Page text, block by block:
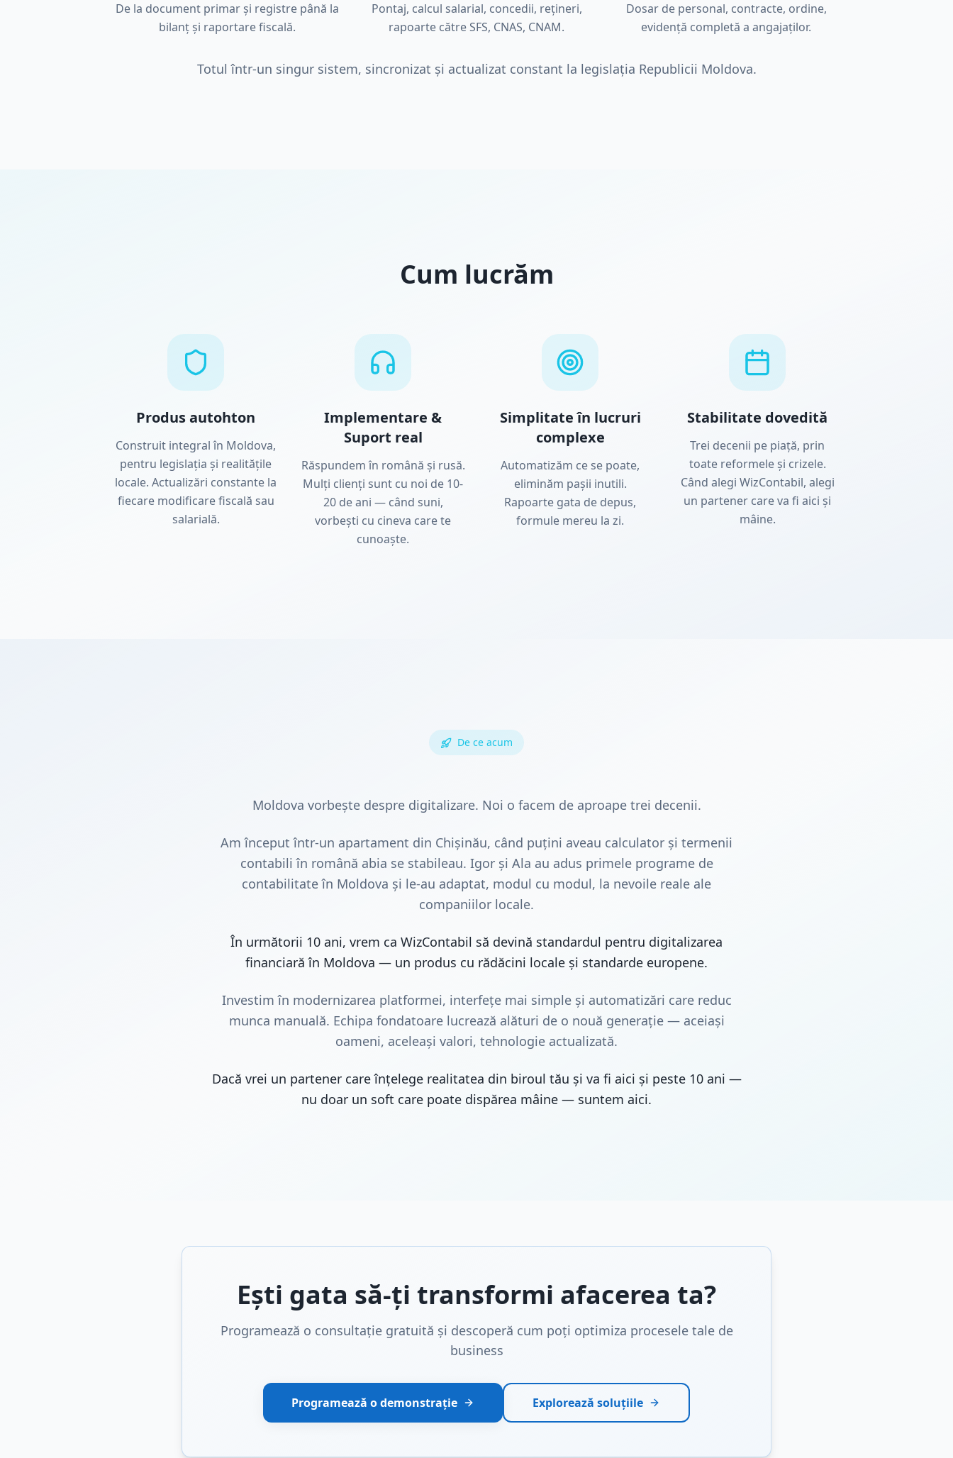
De la document primar și registre până la
bilanț și raportare fiscală.
Pontaj, calcul salarial, concedii, rețineri,
rapoarte către SFS, CNAS, CNAM.
Dosar de personal, contracte, ordine,
evidență completă a angajaților.
Totul într-un singur sistem, sincronizat și actualizat constant la legislația Republicii Moldova.
Cum lucrăm
Produs autohton
Construit integral în Moldova,
pentru legislația și realitățile
locale. Actualizări constante la
fiecare modificare fiscală sau
salarială.
Implementare &
Suport real
Răspundem în română și rusă.
Mulți clienți sunt cu noi de 10-
20 de ani — când suni,
vorbești cu cineva care te
cunoaște.
Simplitate în lucruri
complexe
Automatizăm ce se poate,
eliminăm pașii inutili.
Rapoarte gata de depus,
formule mereu la zi.
Stabilitate dovedită
Trei decenii pe piață, prin
toate reformele și crizele.
Când alegi WizContabil, alegi
un partener care va fi aici și
mâine.
De ce acum
Moldova vorbește despre digitalizare. Noi o facem de aproape trei decenii.
Am început într-un apartament din Chișinău, când puțini aveau calculator și termenii
contabili în română abia se stabileau. Igor și Ala au adus primele programe de
contabilitate în Moldova și le-au adaptat, modul cu modul, la nevoile reale ale
companiilor locale.
În următorii 10 ani, vrem ca WizContabil să devină standardul pentru digitalizarea
financiară în Moldova — un produs cu rădăcini locale și standarde europene.
Investim în modernizarea platformei, interfețe mai simple și automatizări care reduc
munca manuală. Echipa fondatoare lucrează alături de o nouă generație — aceiași
oameni, aceleași valori, tehnologie actualizată.
Dacă vrei un partener care înțelege realitatea din biroul tău și va fi aici și peste 10 ani —
nu doar un soft care poate dispărea mâine — suntem aici.
Ești gata să-ți transformi afacerea ta?
Programează o consultație gratuită și descoperă cum poți optimiza procesele tale de
business
Programează o demonstrație Explorează soluțiile